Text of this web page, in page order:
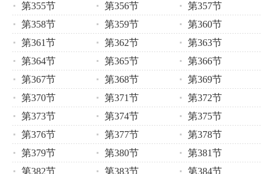
第355节
第356节
第357节
第358节
第359节
第360节
第361节
第362节
第363节
第364节
第365节
第366节
第367节
第368节
第369节
第370节
第371节
第372节
第373节
第374节
第375节
第376节
第377节
第378节
第379节
第380节
第381节
第382节
第383节 第384节